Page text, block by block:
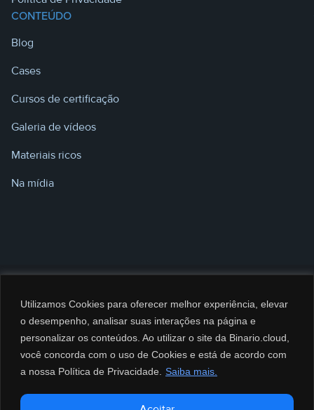
Utilizamos Cookies para oferecer melhor experiência, elevar
o desempenho, analisar suas interações na página e
personalizar os conteúdos. Ao utilizar o site da Binario.cloud,
você concorda com o uso de Cookies e está de acordo com
a nossa Política de Privacidade.
Saiba mais.
CONTEÚDO
Blog
Cases
Cursos de certificação
Galeria de vídeos
Materiais ricos
Na mídia
@2026 BINARIO CLOUD Serviços de Computação e Informática LTDA. CNPJ: